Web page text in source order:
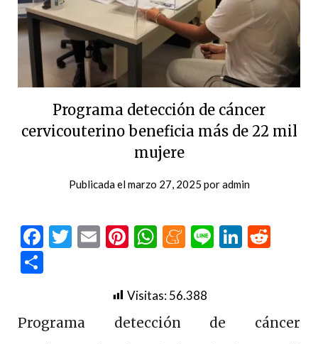
Programa detección de cáncer
cervicouterino beneficia más de 22 mil
mujere
Publicada elmarzo 27, 2025 poradmin
Facebook
Twitter
EmailPinterest
WhatsApp
Meneame
Line
Visitas:56.388
Programa detección de cáncer